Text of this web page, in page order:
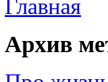
Архив